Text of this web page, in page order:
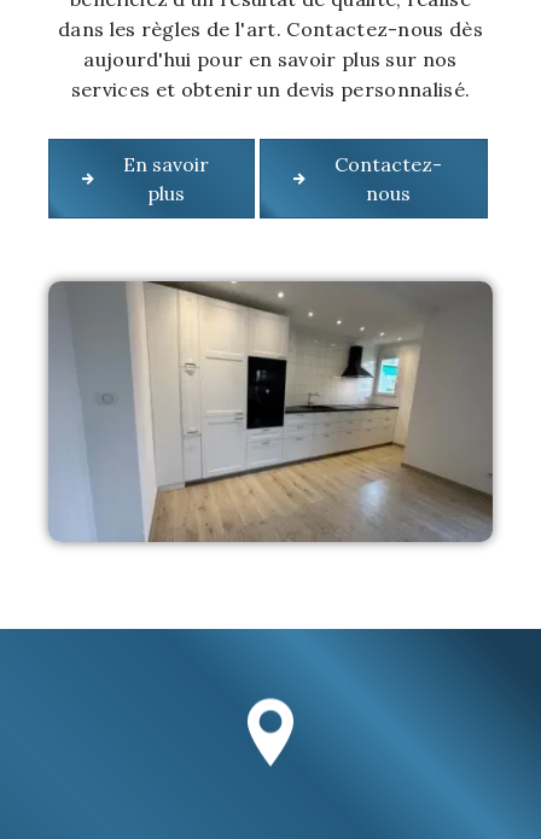
dans les règles de l'art. Contactez-nous dès
aujourd'hui pour en savoir plus sur nos
services et obtenir un devis personnalisé.
En savoir
plus
Contactez-
nous